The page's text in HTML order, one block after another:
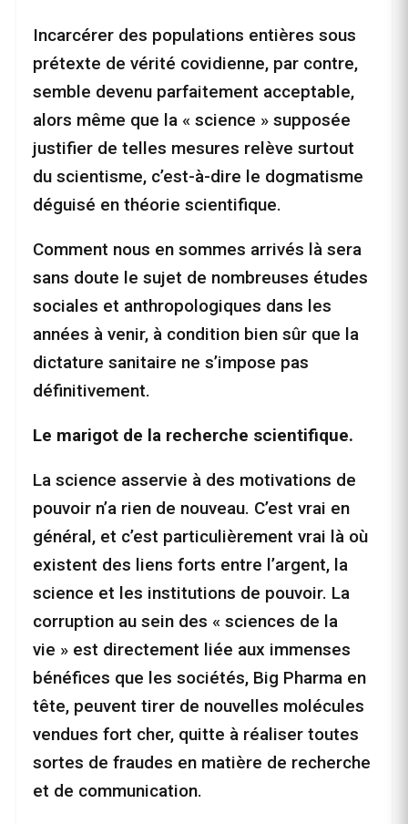
Incarcérer des populations entières sous
prétexte de vérité covidienne, par contre,
semble devenu parfaitement acceptable,
alors même que la « science » supposée
justifier de telles mesures relève surtout
du scientisme, c’est-à-dire le dogmatisme
déguisé en théorie scientifique.
Comment nous en sommes arrivés là sera
sans doute le sujet de nombreuses études
sociales et anthropologiques dans les
années à venir, à condition bien sûr que la
dictature sanitaire ne s’impose pas
définitivement.
Le marigot de la recherche scientifique.
La science asservie à des motivations de
pouvoir n’a rien de nouveau. C’est vrai en
général, et c’est particulièrement vrai là où
existent des liens forts entre l’argent, la
science et les institutions de pouvoir. La
corruption au sein des « sciences de la
vie » est directement liée aux immenses
bénéfices que les sociétés, Big Pharma en
tête, peuvent tirer de nouvelles molécules
vendues fort cher, quitte à réaliser toutes
sortes de fraudes en matière de recherche
et de communication.